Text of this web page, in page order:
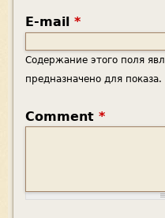
E-mail *
Содержание этого поля
предназначено для показа.
Comment *